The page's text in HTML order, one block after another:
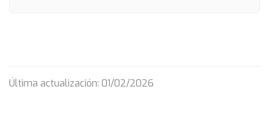
Última actualización: 01/02/2026